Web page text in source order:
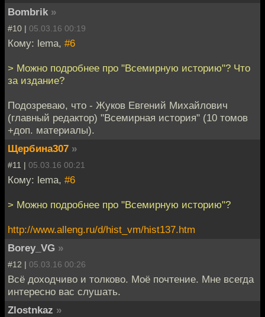
Bombrik »
#10 | 05.03.16 00:19
Кому: lema, #6
> Можно подробнее про "Всемирную историю"? Что
за издание?
Подозреваю, что - Жуков Евгений Михайлович
(главный редактор) "Всемирная история" (10 томов
+доп. материалы).
Щербина307 »
#11 | 05.03.16 00:21
Кому: lema, #6
> Можно подробнее про "Всемирную историю"?
http://www.alleng.ru/d/hist_vm/hist137.htm
Borey_VG »
#12 | 05.03.16 00:26
Всё доходчиво и толково. Моё почтение. Мне всегда
интересно вас слушать.
Zlostnkaz »